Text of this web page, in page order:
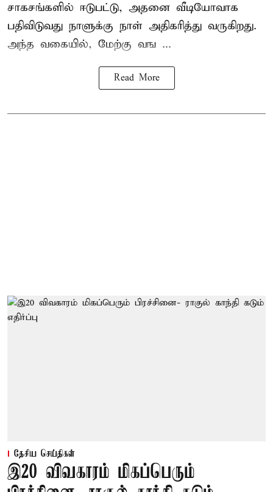
சாகசங்களில் ஈடுபட்டு, அதனை வீடியோவாக
பதிவிடுவது நாளுக்கு நாள் அதிகரித்து வருகிறது.
அந்த வகையில், மேற்கு வங ...
Read More
தேசிய செய்திகள்
இ20 விவகாரம் மிகப்பெரும்